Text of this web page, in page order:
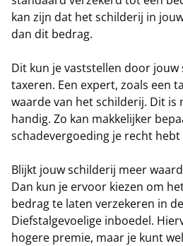
kan zijn dat het schilderij in
dan dit bedrag.
Dit kun je vaststellen door
taxeren. Een expert, zoals een
waarde van het schilderij. Dit is
handig. Zo kan makkelijker
schadevergoeding je recht
Blijkt jouw schilderij meer
Dan kun je ervoor kiezen om
bedrag te laten verzekeren in
Diefstalgevoelige inboedel.
hogere premie, maar je kunt